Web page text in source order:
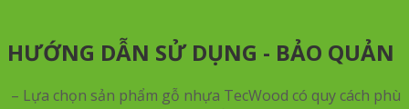
HƯỚNG DẪN SỬ DỤNG - BẢO QUẢN
– Lựa chọn sản phẩm gỗ nhựa TecWood có quy cách phù